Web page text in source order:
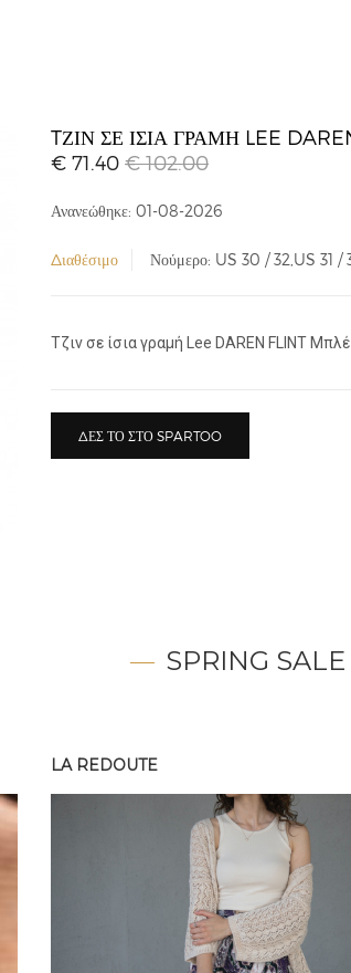
TΖΙΝ ΣΕ ΊΣΙΑ ΓΡΑΜΉ LEE
€ 71.40 € 102.00
Ανανεώθηκε: 01-08-2026
Διαθέσιμο Νούμερο: US 30 / 32,US 31 /
Tζιν σε ίσια γραμή Lee DAREN FLINT
ΔΕΣ ΤΟ ΣΤΟ SPARTOO
SPRING SALE
LA REDOUTE